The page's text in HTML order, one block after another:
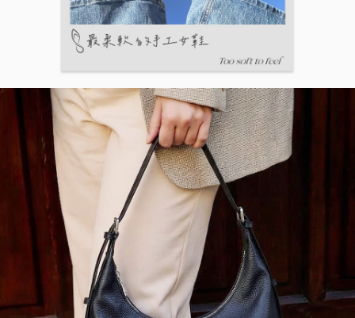
４．使用「AFTEE先享後付」時，將依據個別帳號之用戶狀況，依本公司即
時審查核予不同之上限額度；若仍有額度不足之情形，本公司將視審查結果
請求用戶進行身份認證。
５．嚴禁一人註冊多個帳號或使用他人資訊註冊。若發現惡意使用之情形，